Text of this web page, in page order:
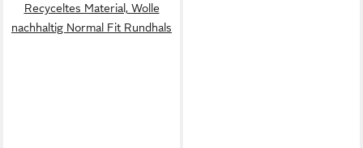
Recyceltes Material, Wolle
nachhaltig Normal Fit Rundhals